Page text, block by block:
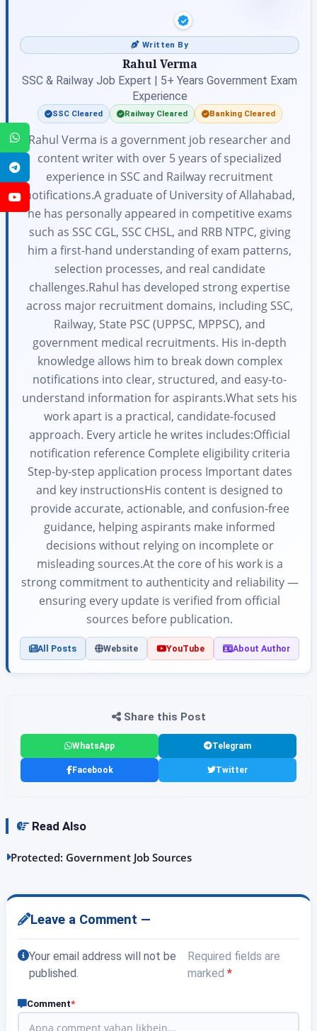
WhatsApp
YouTube
Written By
Rahul Verma
SSC & Railway Job Expert | 5+ Years Government Exam
Experience
SSC Cleared Railway Cleared Banking Cleared
Rahul Verma is a government job researcher and
content writer with over 5 years of specialized
experience in SSC and Railway recruitment
notifications.A graduate of University of Allahabad,
he has personally appeared in competitive exams
such as SSC CGL, SSC CHSL, and RRB NTPC, giving
him a first-hand understanding of exam patterns,
selection processes, and real candidate
challenges.Rahul has developed strong expertise
across major recruitment domains, including SSC,
Railway, State PSC (UPPSC, MPPSC), and
government medical recruitments. His in-depth
knowledge allows him to break down complex
notifications into clear, structured, and easy-to-
understand information for aspirants.What sets his
work apart is a practical, candidate-focused
approach. Every article he writes includes:Official
notification reference Complete eligibility criteria
Step-by-step application process Important dates
and key instructionsHis content is designed to
provide accurate, actionable, and confusion-free
guidance, helping aspirants make informed
decisions without relying on incomplete or
misleading sources.At the core of his work is a
strong commitment to authenticity and reliability —
ensuring every update is verified from official
sources before publication.
All Posts Website YouTube About Author
Share this Post
WhatsApp Telegram
Facebook Twitter
Read Also
Protected: Government Job Sources
Leave a Comment —
Your email address will not be
published.
Required fields are
marked*
Comment*